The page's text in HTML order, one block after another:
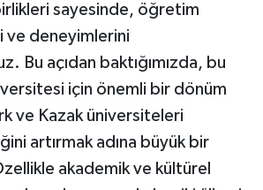
sayesinde, öğretim
ve deneyimlerini
Bu açıdan baktığımızda, bu
için önemli bir dönüm
ve Kazak üniversiteleri
artırmak adına büyük bir
akademik ve kültürel